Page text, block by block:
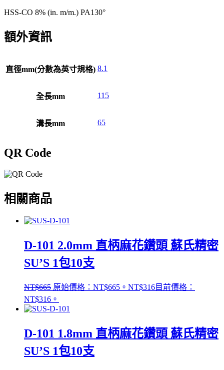
HSS-CO 8% (in. m/m.) PA130°
額外資訊
直徑mm(分數為英寸規格) 8.1
全長mm 115
溝長mm 65
QR Code
相關商品
D-101 2.0mm 直柄麻花鑽頭 蘇氏精密
SU’S 1包10支
NT$665 原始價格：NT$665。 NT$316目前價格：
NT$316。
D-101 1.8mm 直柄麻花鑽頭 蘇氏精密
SU’S 1包10支